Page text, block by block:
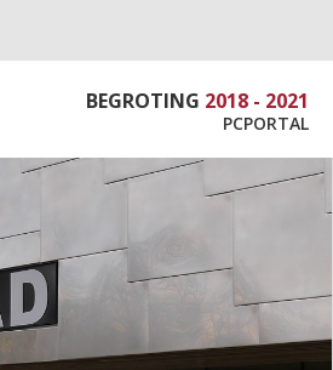
BEGROTING 2018 - 2021
PCPORTAL